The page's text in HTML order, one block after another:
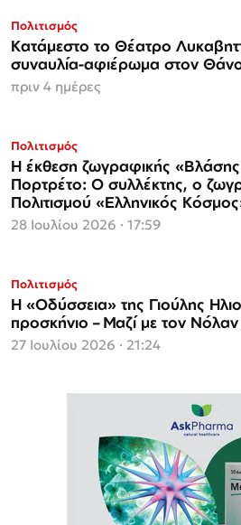
Πολιτισμός
Κατάμεστο το Θέατρο
συναυλία-αφιέρωμα στον
πριν 4 ημέρες
Πολιτισμός
Η έκθεση ζωγραφικής
Πορτρέτο: Ο συλλέκτης, ο
Πολιτισμού «Ελληνικός
28 Ιουλίου 2026 · 17:59
Πολιτισμός
Η «Οδύσσεια» της Γιούλης
προσκήνιο – Μαζί με τον
27 Ιουλίου 2026 · 21:24